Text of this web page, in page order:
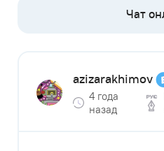
azizarakhimov
4 года
назад